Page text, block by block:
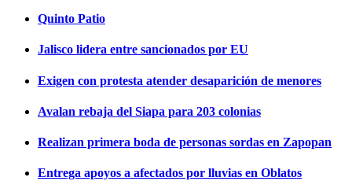
Quinto Patio
Jalisco lidera entre sancionados por EU
Exigen con protesta atender desaparición de menores
Avalan rebaja del Siapa para 203 colonias
Realizan primera boda de personas sordas en Zapopan
Entrega apoyos a afectados por lluvias en Oblatos